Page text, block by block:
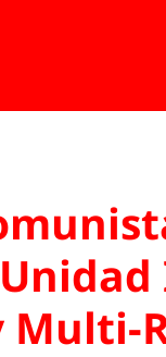
Multi-